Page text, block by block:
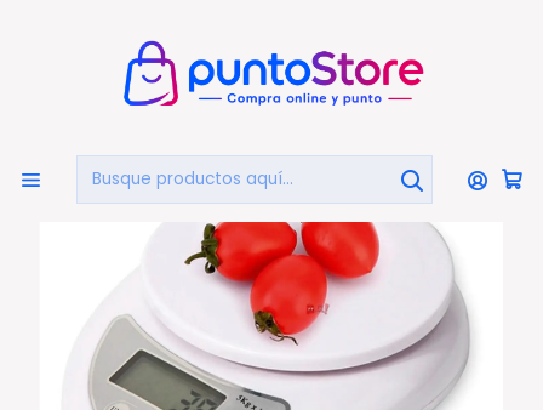
HOGAR Y DECORACIÓN Utensilios De Cocina
Balanzas De Cocina
Pesa Gramera Para Cocina O Comercio Capacidad 5kg